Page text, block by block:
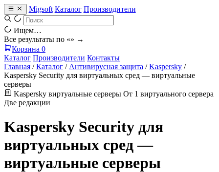
Migsoft Каталог Производители
Ищем…
Все результаты по «» →
Корзина 0
Каталог Производители Контакты
Главная / Каталог / Антивирусная защита / Kaspersky /
Kaspersky Security для виртуальных сред — виртуальные
серверы
Kaspersky виртуальные серверы От 1 виртуального сервера
Две редакции
Kaspersky Security для
виртуальных сред —
виртуальные серверы